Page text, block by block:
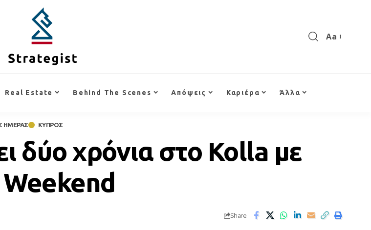
Aa
Real Estate Behind The Scenes Απόψεις Καριέρα Άλλα
ΗΜΕΡΑΣ ΚΥΠΡΟΣ
δύο χρόνια στο Kolla με
Share